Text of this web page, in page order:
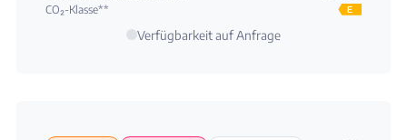
CO₂-Klasse**
E
Verfügbarkeit auf Anfrage